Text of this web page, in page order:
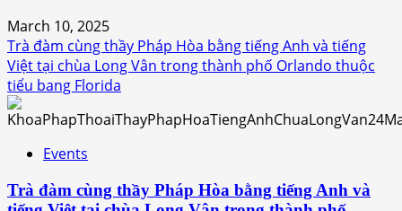
March 10, 2025
Trà đàm cùng thầy Pháp Hòa bằng tiếng Anh và tiếng
Việt tại chùa Long Vân trong thành phố Orlando thuộc
tiểu bang Florida
Events
Trà đàm cùng thầy Pháp Hòa bằng tiếng Anh và